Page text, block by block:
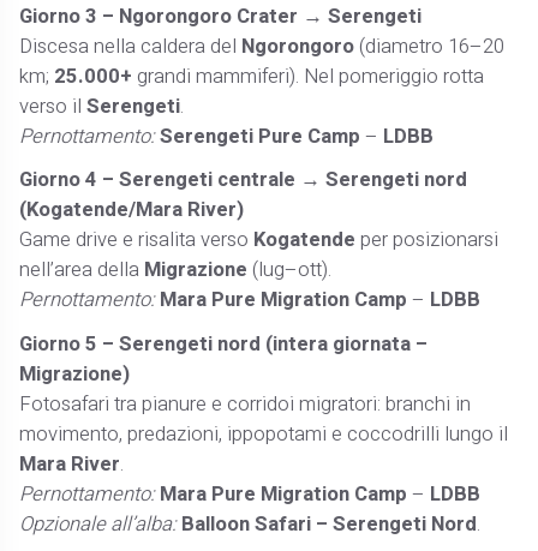
Giorno 3 – Ngorongoro Crater → Serengeti
Discesa nella caldera del Ngorongoro (diametro 16–20
km; 25.000+ grandi mammiferi). Nel pomeriggio rotta
verso ilSerengeti.
Pernottamento:Serengeti Pure Camp – LDBB
Giorno 4 – Serengeti centrale → Serengeti nord
(Kogatende/Mara River)
Game drive e risalita verso Kogatende per posizionarsi
nell’area della Migrazione (lug–ott).
Pernottamento:Mara Pure Migration Camp – LDBB
Giorno 5 – Serengeti nord (intera giornata –
Migrazione)
Fotosafari tra pianure e corridoi migratori: branchi in
movimento, predazioni, ippopotami e coccodrilli lungo il
Mara River.
Pernottamento:Mara Pure Migration Camp – LDBB
Opzionale all’alba:Balloon Safari – Serengeti Nord.